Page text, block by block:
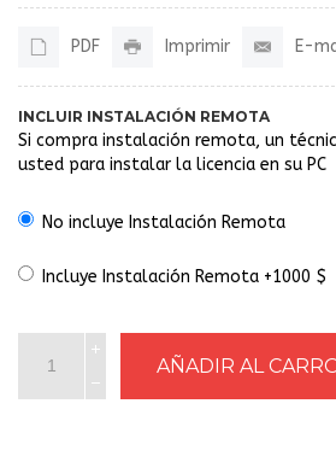
PDF Imprimir E-
INCLUIR INSTALACIÓN REMOTA
Si compra instalación remota, un
usted para instalar la licencia en su PC
No incluye Instalación Remota
Incluye Instalación Remota +1000 $